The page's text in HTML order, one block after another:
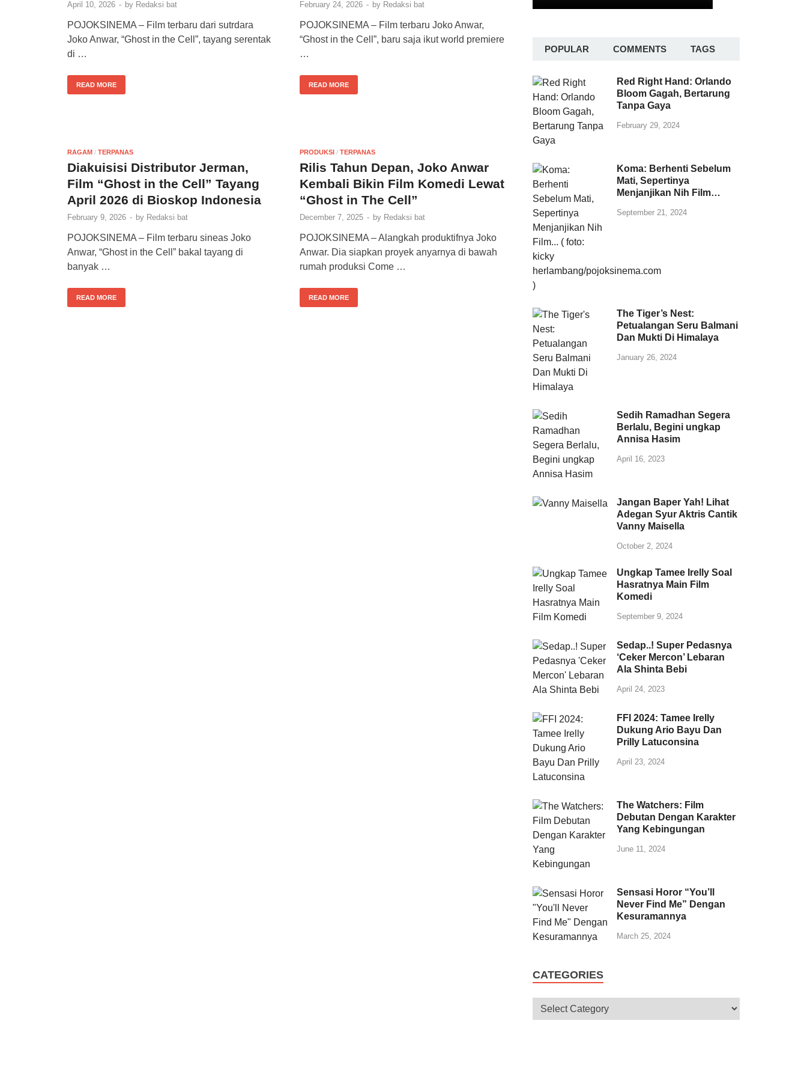
April 10, 2026 - by Redaksi bat
POJOKSINEMA – Film terbaru dari sutrdara
Joko Anwar, “Ghost in the Cell”, tayang serentak
di …
READ MORE
February 24, 2026 - by Redaksi bat
POJOKSINEMA – Film terbaru Joko Anwar,
“Ghost in the Cell”, baru saja ikut world premiere
…
READ MORE
RAGAM / TERPANAS
Diakuisisi Distributor Jerman,
Film “Ghost in the Cell” Tayang
April 2026 di Bioskop Indonesia
February 9, 2026 - by Redaksi bat
POJOKSINEMA – Film terbaru sineas Joko
Anwar, “Ghost in the Cell” bakal tayang di
banyak …
READ MORE
PRODUKSI / TERPANAS
Rilis Tahun Depan, Joko Anwar
Kembali Bikin Film Komedi Lewat
“Ghost in The Cell”
December 7, 2025 - by Redaksi bat
POJOKSINEMA – Alangkah produktifnya Joko
Anwar. Dia siapkan proyek anyarnya di bawah
rumah produksi Come …
READ MORE
POPULAR COMMENTS TAGS
Red Right Hand: Orlando
Bloom Gagah, Bertarung
Tanpa Gaya
February 29, 2024
Koma: Berhenti Sebelum
Mati, Sepertinya
Menjanjikan Nih Film…
September 21, 2024
The Tiger’s Nest:
Petualangan Seru Balmani
Dan Mukti Di Himalaya
January 26, 2024
Sedih Ramadhan Segera
Berlalu, Begini ungkap
Annisa Hasim
April 16, 2023
Jangan Baper Yah! Lihat
Adegan Syur Aktris Cantik
Vanny Maisella
October 2, 2024
Ungkap Tamee Irelly Soal
Hasratnya Main Film
Komedi
September 9, 2024
Sedap..! Super Pedasnya
‘Ceker Mercon’ Lebaran
Ala Shinta Bebi
April 24, 2023
FFI 2024: Tamee Irelly
Dukung Ario Bayu Dan
Prilly Latuconsina
April 23, 2024
The Watchers: Film
Debutan Dengan Karakter
Yang Kebingungan
June 11, 2024
Sensasi Horor “You’ll
Never Find Me” Dengan
Kesuramannya
March 25, 2024
CATEGORIES